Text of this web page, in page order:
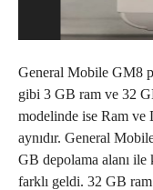
General Mobile GM8
gibi 3 GB ram ve 32
modelinde ise Ram ve
aynıdır. General
GB depolama alanı ile
farklı geldi. 32 GB